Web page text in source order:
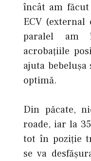
încât am
ECV
paralel am
acrobațiile
ajuta
optimă.
Din păcate,
roade, iar la
tot în poziție
se va